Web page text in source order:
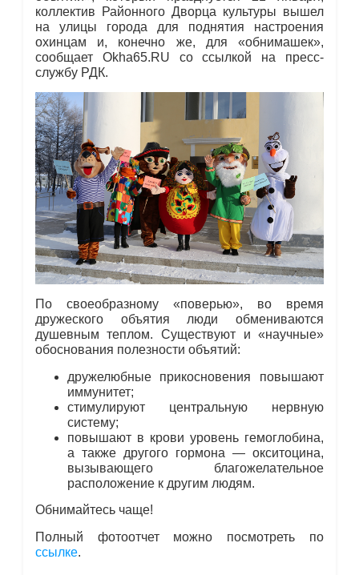
коллектив Районного Дворца культуры вышел
на улицы города для поднятия настроения
охинцам и, конечно же, для «обнимашек»,
сообщает Okha65.RU со ссылкой на пресс-
службу РДК.
По своеобразному «поверью», во время
дружеского объятия люди обмениваются
душевным теплом. Существуют и «научные»
обоснования полезности объятий:
дружелюбные прикосновения повышают
иммунитет;
стимулируют центральную нервную
систему;
повышают в крови уровень гемоглобина,
а также другого гормона — окситоцина,
вызывающего благожелательное
расположение к другим людям.
Обнимайтесь чаще!
Полный фотоотчет можно посмотреть по
ссылке.